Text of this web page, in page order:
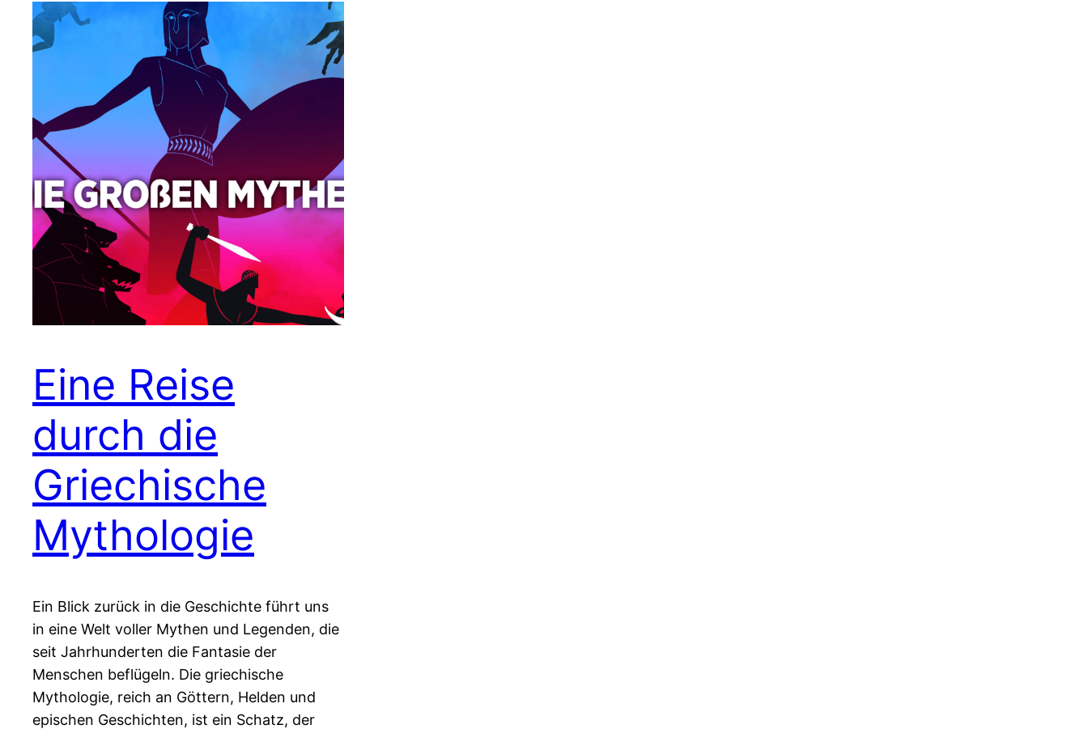
Eine Reise
durch die
Griechische
Mythologie
Ein Blick zurück in die Geschichte führt uns
in eine Welt voller Mythen und Legenden, die
seit Jahrhunderten die Fantasie der
Menschen beflügeln. Die griechische
Mythologie, reich an Göttern, Helden und
epischen Geschichten, ist ein Schatz, der